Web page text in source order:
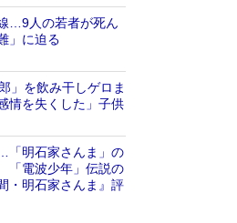
…9人の若者が死ん
」に迫る
」を飲み干しゲロま
情を失くした」子供
「明石家さんま」の
「電波少年」伝説の
・明石家さんま』評